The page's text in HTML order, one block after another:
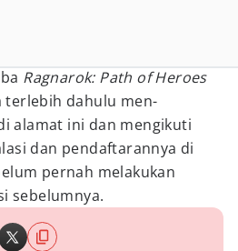
Ragnarok: Path of Heroes
terlebih dahulu men-
alamat ini dan mengikuti
dan pendaftarannya di
pernah melakukan
sebelumnya.